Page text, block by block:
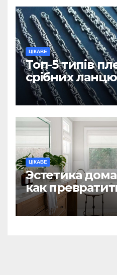
ЦІКАВЕ
Топ-5 типів
срібних
вважаються
ЦІКАВЕ
Эстетика
как
ежедневную